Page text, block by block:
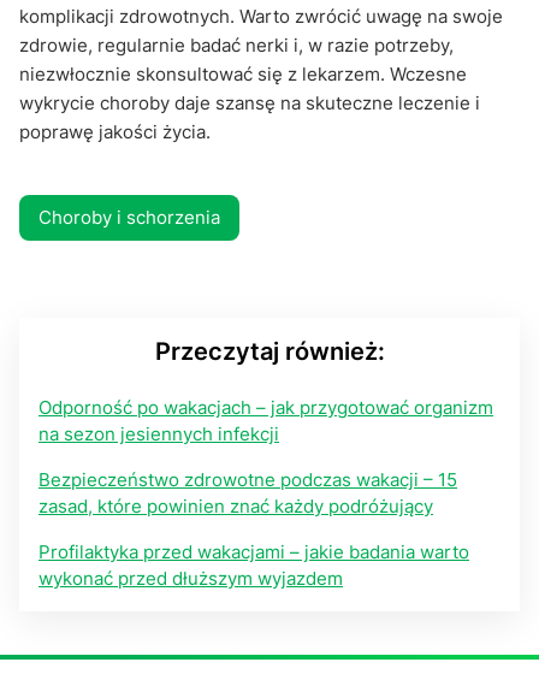
komplikacji zdrowotnych. Warto zwrócić uwagę na swoje
zdrowie, regularnie badać nerki i, w razie potrzeby,
niezwłocznie skonsultować się z lekarzem. Wczesne
wykrycie choroby daje szansę na skuteczne leczenie i
poprawę jakości życia.
Choroby i schorzenia
Przeczytaj również:
Odporność po wakacjach – jak przygotować organizm
na sezon jesiennych infekcji
Bezpieczeństwo zdrowotne podczas wakacji – 15
zasad, które powinien znać każdy podróżujący
Profilaktyka przed wakacjami – jakie badania warto
wykonać przed dłuższym wyjazdem